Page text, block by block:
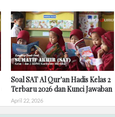
Soal SAT Al Qur'an Hadis Kelas 2
Terbaru 2026 dan Kunci Jawaban
April 22, 2026